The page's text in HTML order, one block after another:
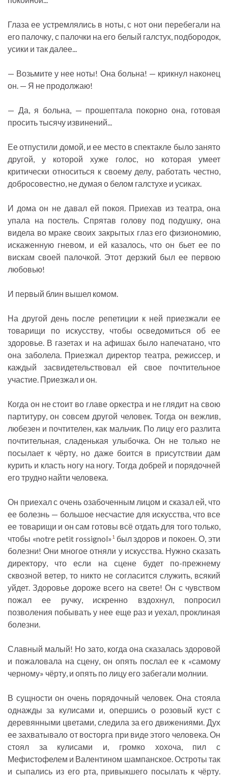
Глаза ее устремлялись в ноты, с нот они перебегали на
его палочку, с палочки на его белый галстух, подбородок,
усики и так далее...
— Возьмите у нее ноты! Она больна! — крикнул наконец
он. — Я не продолжаю!
— Да, я больна, — прошептала покорно она, готовая
просить тысячу извинений...
Ее отпустили домой, и ее место в спектакле было занято
другой, у которой хуже голос, но которая умеет
критически относиться к своему делу, работать честно,
добросовестно, не думая о белом галстухе и усиках.
И дома он не давал ей покоя. Приехав из театра, она
упала на постель. Спрятав голову под подушку, она
видела во мраке своих закрытых глаз его физиономию,
искаженную гневом, и ей казалось, что он бьет ее по
вискам своей палочкой. Этот дерзкий был ее первою
любовью!
И первый блин вышел комом.
На другой день после репетиции к ней приезжали ее
товарищи по искусству, чтобы осведомиться об ее
здоровье. В газетах и на афишах было напечатано, что
она заболела. Приезжал директор театра, режиссер, и
каждый засвидетельствовал ей свое почтительное
участие. Приезжал и он.
Когда он не стоит во главе оркестра и не глядит на свою
партитуру, он совсем другой человек. Тогда он вежлив,
любезен и почтителен, как мальчик. По лицу его разлита
почтительная, сладенькая улыбочка. Он не только не
посылает к чёрту, но даже боится в присутствии дам
курить и класть ногу на ногу. Тогда добрей и порядочней
его трудно найти человека.
Он приехал с очень озабоченным лицом и сказал ей, что
ее болезнь — большое несчастие для искусства, что все
ее товарищи и он сам готовы всё отдать для того только,
чтобы «notre petit rossignol»1был здоров и покоен. О, эти
болезни! Они многое отняли у искусства. Нужно сказать
директору, что если на сцене будет по-прежнему
сквозной ветер, то никто не согласится служить, всякий
уйдет. Здоровье дороже всего на свете! Он с чувством
пожал ее ручку, искренно вздохнул, попросил
позволения побывать у нее еще раз и уехал, проклиная
болезни.
Славный малый! Но зато, когда она сказалась здоровой
и пожаловала на сцену, он опять послал ее к «самому
черному» чёрту, и опять по лицу его забегали молнии.
В сущности он очень порядочный человек. Она стояла
однажды за кулисами и, опершись о розовый куст с
деревянными цветами, следила за его движениями. Дух
ее захватывало от восторга при виде этого человека. Он
стоял за кулисами и, громко хохоча, пил с
Мефистофелем и Валентином шампанское. Остроты так
и сыпались из его рта, привыкшего посылать к чёрту.